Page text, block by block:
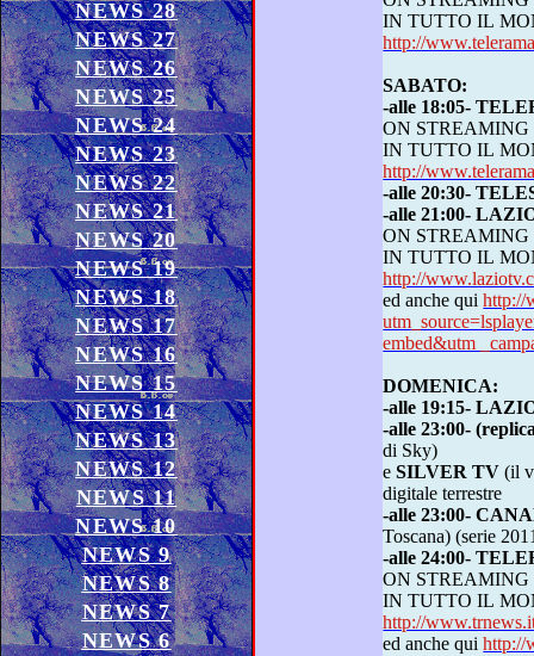
NEWS 28
NEWS 27
NEWS 26
NEWS 25
NEWS 24
NEWS 23
NEWS 22
NEWS 21
NEWS 20
NEWS 19
NEWS 18
NEWS 17
NEWS 16
NEWS 15
NEWS 14
NEWS 13
NEWS 12
NEWS 11
NEWS 10
NEWS 9
NEWS 8
NEWS 7
NEWS 6
IN
http://
SABATO:
-alle 18:05-
ON STREAMING
IN
http://
-alle 20:30-
-alle 21:00-
ON STREAMING
IN
http://
ed anche quihttp://
embed&utm
DOMENICA:
-alle 19:15-
-alle 23:00-
di Sky)
e
SILVER TV (il vecchio Gold Tv Shop) sul
digitale terrestre
-alle 23:00-
Toscana)
-alle 24:00-
ON STREAMING
IN
http://
ed anche quihttp://